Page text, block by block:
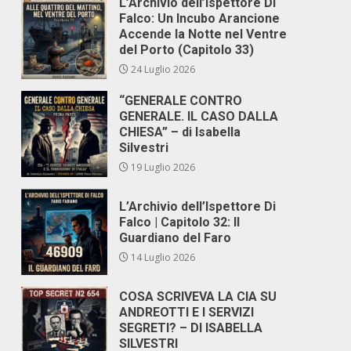
Falco: Un Incubo Arancione
Accende la Notte nel Ventre
del Porto (Capitolo 33)
24 Luglio 2026
“GENERALE CONTRO
GENERALE. IL CASO DALLA
CHIESA” – di Isabella
Silvestri
19 Luglio 2026
L’Archivio dell’Ispettore Di
Falco | Capitolo 32: Il
Guardiano del Faro
14 Luglio 2026
COSA SCRIVEVA LA CIA SU
ANDREOTTI E I SERVIZI
SEGRETI? – DI ISABELLA
SILVESTRI